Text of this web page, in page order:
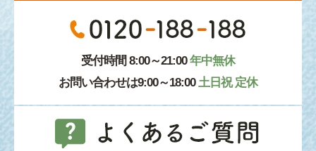
受付時間 8:00～21:00年中無休
お問い合わせは9:00～18:00 土日祝 定休